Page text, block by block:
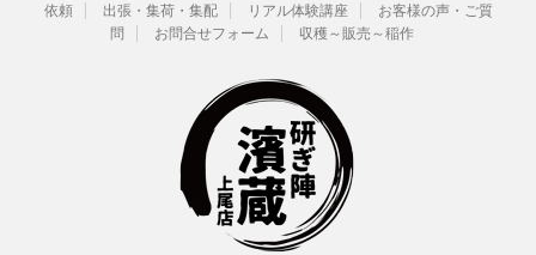
依頼
出張・集荷・集配 リアル体験講座
お客様の声・ご質
問
お問合せフォーム 収穫～販売～稲作